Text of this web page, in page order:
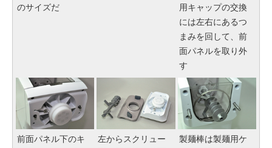
のサイズだ
用キャップの交換
には左右にあるつ
まみを回して、前
面パネルを取り外
す
前面パネル下のキ
左からスクリュー
製麺棒は製麺用ケ